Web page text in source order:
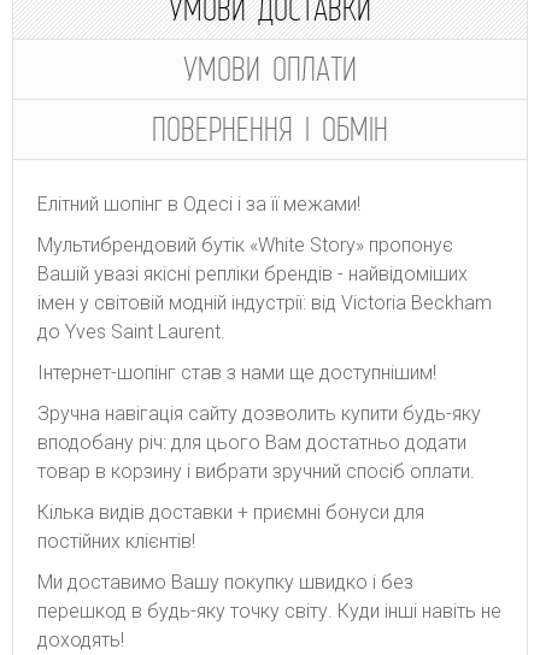
УМОВИ ОПЛАТИ
ПОВЕРНЕННЯ І ОБМІН
Елітний шопінг в Одесі і за її межами!
Мультибрендовий бутік «White Story» пропонує
Вашій увазі якісні репліки брендів - найвідоміших
імен у світовій модній індустрії: від Victoria Beckham
до Yves Saint Laurent.
Інтернет-шопінг став з нами ще доступнішим!
Зручна навігація сайту дозволить купити будь-яку
вподобану річ: для цього Вам достатньо додати
товар в корзину і вибрати зручний спосіб оплати.
Кілька видів доставки + приємні бонуси для
постійних клієнтів!
Ми доставимо Вашу покупку швидко і без
перешкод в будь-яку точку світу. Куди інші навіть не
доходять!